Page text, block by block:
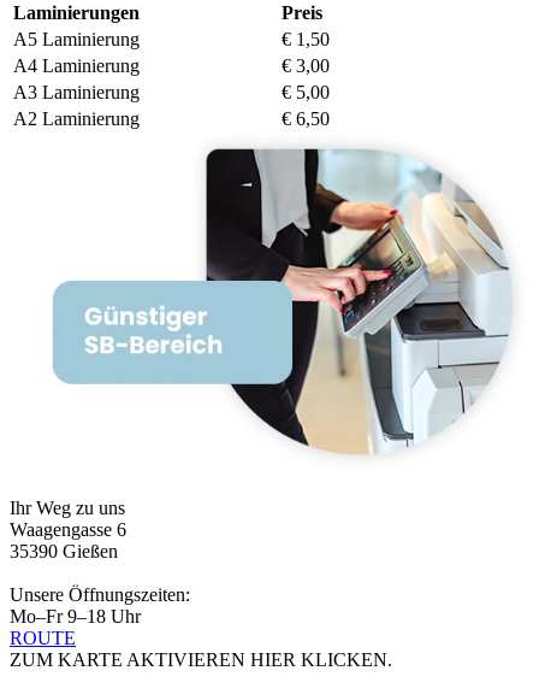
Laminierungen
Preis
A5 Laminierung
€ 1,50
A4 Laminierung
€ 3,00
A3 Laminierung
€ 5,00
A2 Laminierung
€ 6,50
Ihr Weg zu uns
Waagengasse 6
35390 Gießen
Unsere Öffnungszeiten:
Mo–Fr 9–18 Uhr
ROUTE
ZUM KARTE AKTIVIEREN HIER KLICKEN.